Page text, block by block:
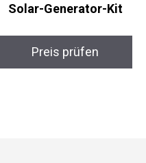
Solar-Generator-Kit
Preis prüfen